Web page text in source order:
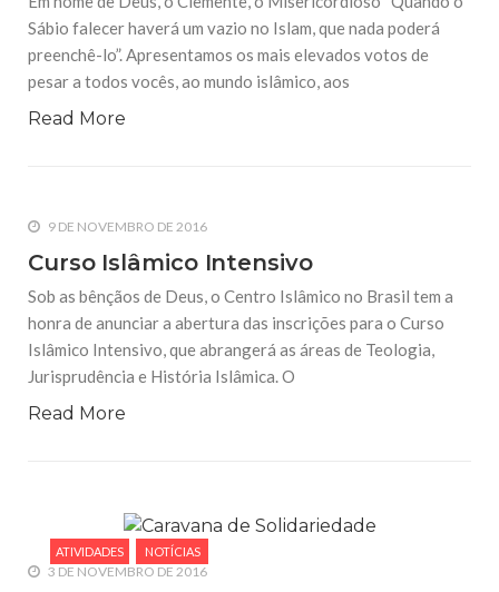
Sábio falecer haverá um vazio no Islam, que nada poderá
preenchê-lo”. Apresentamos os mais elevados votos de
pesar a todos vocês, ao mundo islâmico, aos
Read More
9 DE NOVEMBRO DE 2016
Curso Islâmico Intensivo
Sob as bênçãos de Deus, o Centro Islâmico no Brasil tem a
honra de anunciar a abertura das inscrições para o Curso
Islâmico Intensivo, que abrangerá as áreas de Teologia,
Jurisprudência e História Islâmica. O
Read More
ATIVIDADES NOTÍCIAS
3 DE NOVEMBRO DE 2016